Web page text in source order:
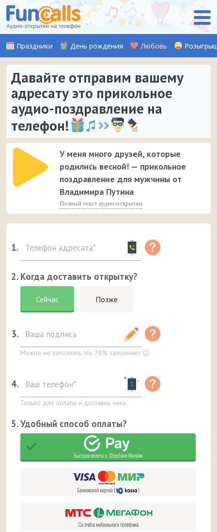
Праздники День рождения Любовь
Давайте отправим вашему
адресату это прикольное
аудио-поздравление на
телефон!
У меня много друзей, которые
родились весной! — прикольное
поздравление для мужчины от
Владимира Путина
Полный текст аудио-открытки
1.
2. Когда доставить открытку?
Сейчас Позже
3.
Можно не заполнять. Но 78% заполняют 😉
4.
Только для оплаты и доставки чека.
5. Удобный способ оплаты?